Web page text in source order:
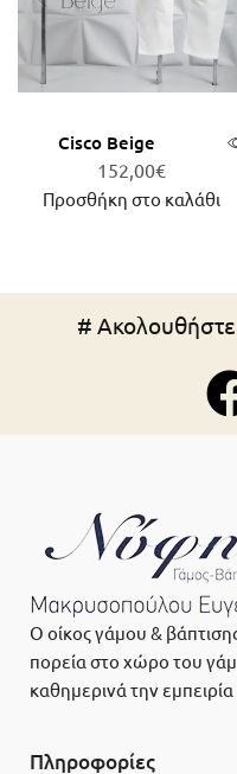
Cisco Beige
152,00€
Προσθήκη στο καλάθι
#
Ο οίκος γάμου &
πορεία στο χώρο του
καθημερινά την εμπειρία
Πληροφορίες